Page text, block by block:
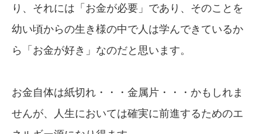
り、それには「お金が必要」であり、そのことを
幼い頃からの生き様の中で人は学んできているか
ら「お金が好き」なのだと思います。
お金自体は紙切れ・・・金属片・・・かもしれま
せんが、人生においては確実に前進するためのエ